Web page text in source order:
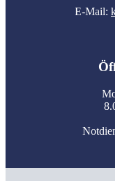
E-Mail: